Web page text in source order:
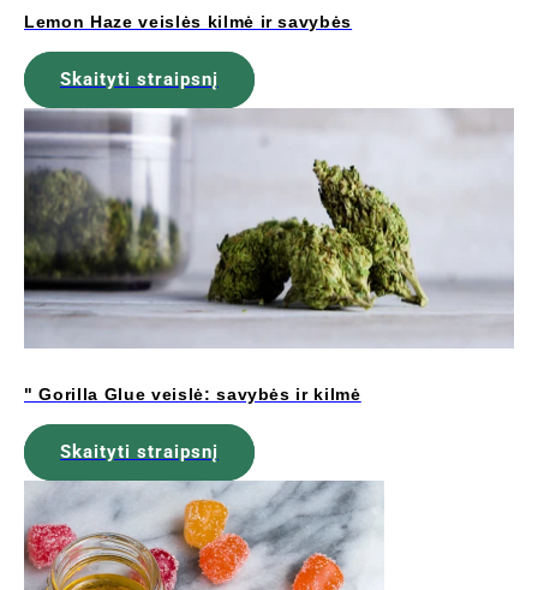
Lemon Haze veislės kilmė ir savybės
Skaityti straipsnį
" Gorilla Glue veislė: savybės ir kilmė
Skaityti straipsnį